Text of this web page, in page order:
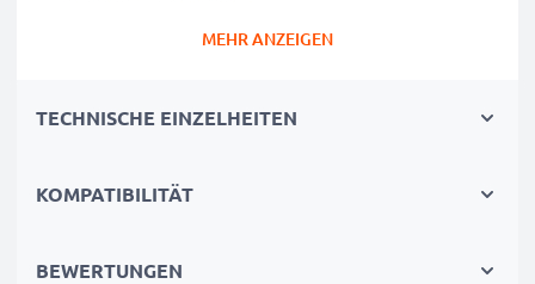
Input:12V / 24V
Ausgangsspannung / Output Volt:
Leistung / Power Watt:
MEHR ANZEIGEN
TECHNISCHE EINZELHEITEN
KOMPATIBILITÄT
BEWERTUNGEN